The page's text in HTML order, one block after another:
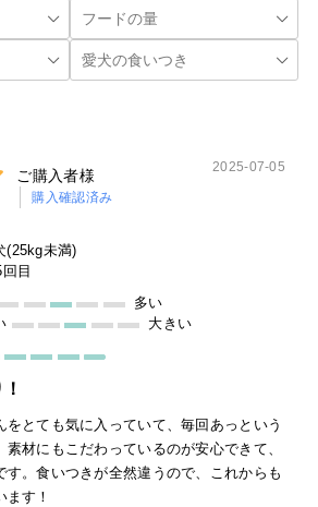
ご購入者様
購入確認済み
2025-07-05
(25kg未満)
目
多い
大きい
をとても気に入っていて、毎回あっという
材にもこだわっているのが安心できて、
す。食いつきが全然違うので、これからも
ます！